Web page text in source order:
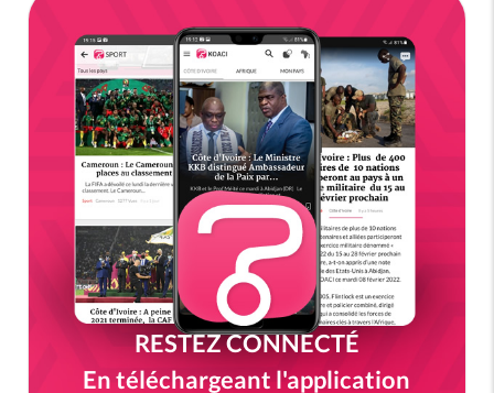
RESTEZ CONNECTÉ
En téléchargeant l'application